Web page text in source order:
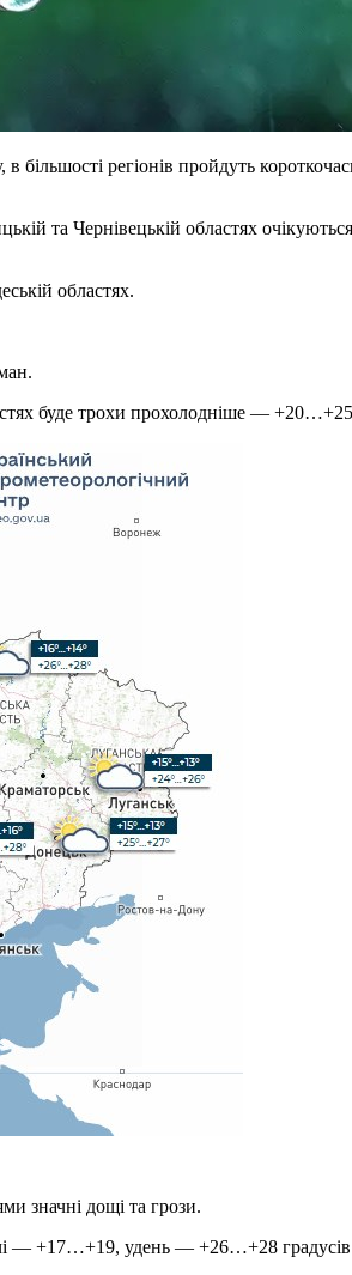
більшості регіонів пройдуть
та Чернівецькій областях
областях.
буде трохи прохолодніше — +20…+25
значні дощі та грози.
— +17…+19, удень — +26…+28